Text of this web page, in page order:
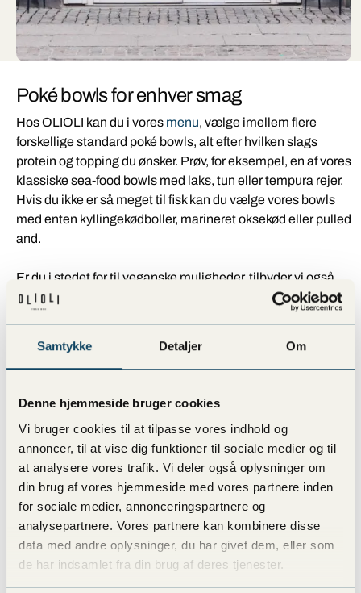
Samtykke Detaljer Om
Denne hjemmeside bruger cookies
Vi bruger cookies til at tilpasse vores indhold og
annoncer, til at vise dig funktioner til sociale medier og til
at analysere vores trafik. Vi deler også oplysninger om
din brug af vores hjemmeside med vores partnere inden
for sociale medier, annonceringspartnere og
analysepartnere. Vores partnere kan kombinere disse
data med andre oplysninger, du har givet dem, eller som
de har indsamlet fra din brug af deres tjenester.
Poké bowls for enhver smag
Hos OLIOLI kan du i vores menu, vælge imellem flere
forskellige standard poké bowls, alt efter hvilken slags
protein og topping du ønsker. Prøv, for eksempel, en af vores
klassiske sea-food bowls med laks, tun eller tempura rejer.
Hvis du ikke er så meget til fisk kan du vælge vores bowls
med enten kyllingekødboller, marineret oksekød eller pulled
and.
Er du i stedet for til veganske muligheder, tilbyder vi også
poké bowls med enten tofu eller vegan chicken. Du kan
med fordel bestille vores Combo Deal som take away på
149,-.
take away bowl med andre toppings eller dressinger, kan du
vælge at sammensætte din helt egen bowl. Med vores
“Build Your Own” princip kan du tilføje lige præcis de ting
som du har lyst til, så du er sikret at få en poké bowl med
alle dine yndlings ingredienser.
Som tilføjelse til din poké bowl hører sig en kølig,
forfriskende og smagfuld juice. Vi har flere forskellige juice
at vælge imellem, alt efter om du foretrækker dem ekstra
søde, friske eller syrlige. Prøv eventuelt vores søde VULPIX